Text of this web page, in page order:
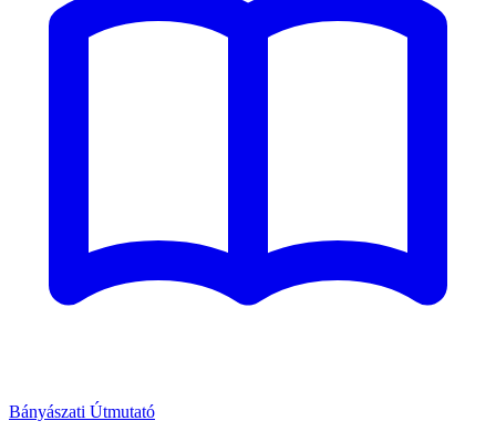
Bányászati Útmutató